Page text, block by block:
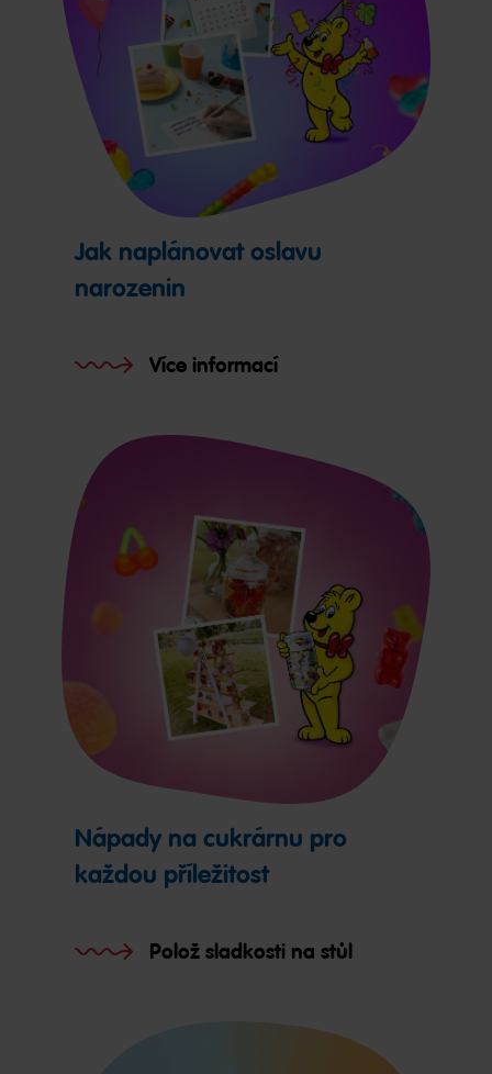
Jak naplánovat oslavu
narozenin
Více informací
Nápady na cukrárnu pro
každou příležitost
Polož sladkosti na stůl